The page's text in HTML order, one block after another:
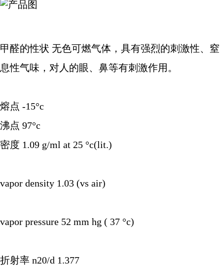
甲醛的性状 无色可燃气体，具有强烈的刺激性、窒
息性气味，对人的眼、鼻等有刺激作用。
熔点 -15°c
沸点 97°c
密度 1.09 g/ml at 25 °c(lit.)
vapor density 1.03 (vs air)
vapor pressure 52 mm hg ( 37 °c)
折射率 n20/d 1.377